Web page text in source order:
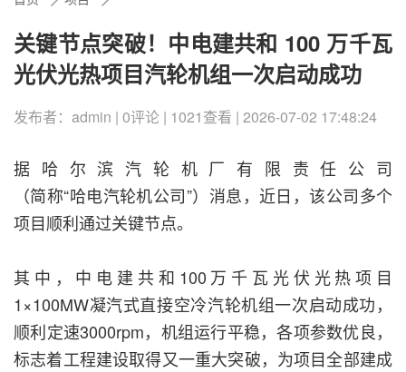
关键节点突破！中电建共和 100 万千瓦
光伏光热项目汽轮机组一次启动成功
发布者：admin | 0评论 | 1021查看 | 2026-07-02 17:48:24
据哈尔滨汽轮机厂有限责任公司
（简称“哈电汽轮机公司”） 消息，近日，该公司多个
项目顺利通过关键节点。
其中，中电建共和100万千瓦光伏光热项目
1×100MW凝汽式直接空冷汽轮机组一次启动成功，
顺利定速3000rpm，机组运行平稳，各项参数优良，
标志着工程建设取得又一重大突破，为项目全部建成